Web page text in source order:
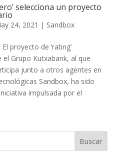
selecciona un proyecto
24, 2021 | Sandbox
proyecto de ‘rating’
Grupo Kutxabank, al que
junto a otros agentes en
Sandbox, ha sido
impulsada por el
Buscar